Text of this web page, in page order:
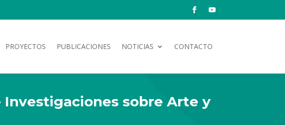
PROYECTOS PUBLICACIONES NOTICIAS CONTACTO
sobre Arte y